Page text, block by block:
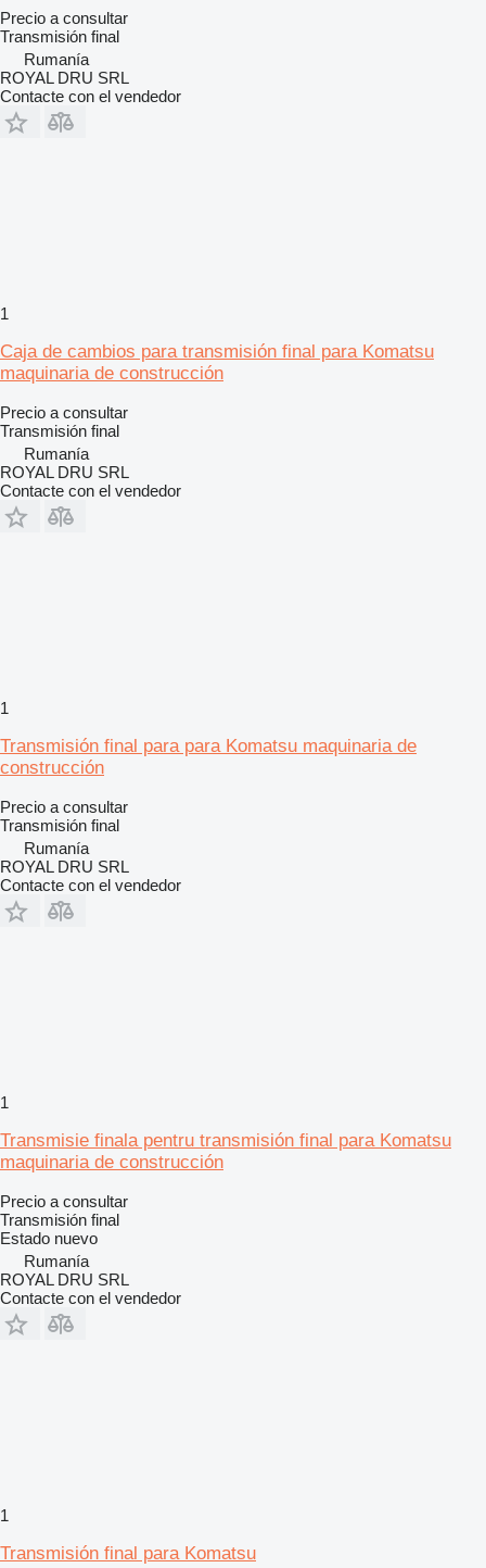
Precio a consultar
Transmisión final
Rumanía
ROYAL DRU SRL
Contacte con el vendedor
1
Caja de cambios para transmisión final para Komatsu
maquinaria de construcción
Precio a consultar
Transmisión final
Rumanía
ROYAL DRU SRL
Contacte con el vendedor
1
Transmisión final para para Komatsu maquinaria de
construcción
Precio a consultar
Transmisión final
Rumanía
ROYAL DRU SRL
Contacte con el vendedor
1
Transmisie finala pentru transmisión final para Komatsu
maquinaria de construcción
Precio a consultar
Transmisión final
Estado nuevo
Rumanía
ROYAL DRU SRL
Contacte con el vendedor
1
Transmisión final para Komatsu